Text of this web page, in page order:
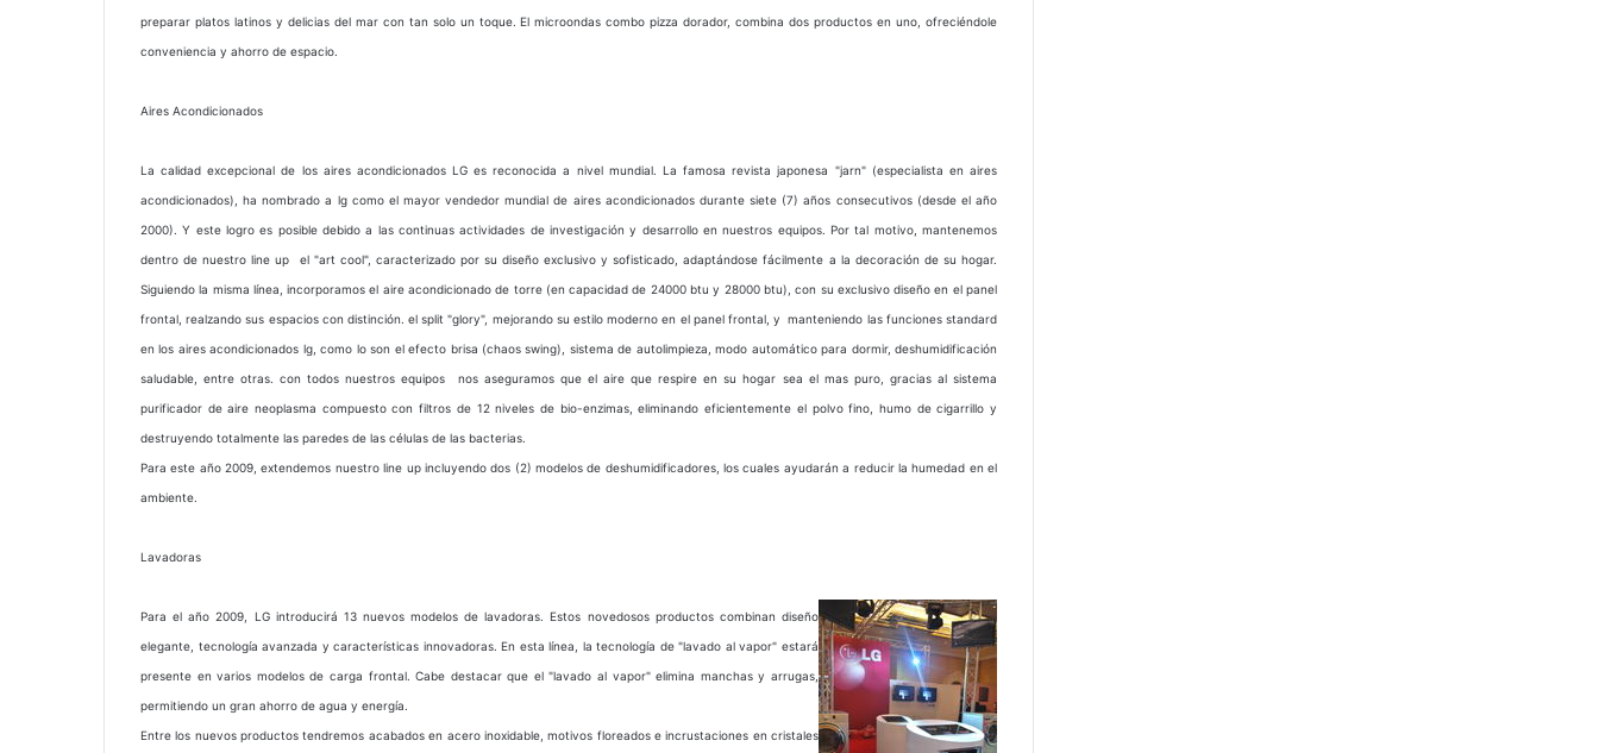
preparar platos latinos y delicias del mar con tan solo un toque. El microondas combo pizza dorador, combina dos productos en uno, ofreciéndole
conveniencia y ahorro de espacio.
Aires Acondicionados
La calidad excepcional de los aires acondicionados LG es reconocida a nivel mundial. La famosa revista japonesa "jarn" (especialista en aires
acondicionados), ha nombrado a lg como el mayor vendedor mundial de aires acondicionados durante siete (7) años consecutivos (desde el año
2000). Y este logro es posible debido a las continuas actividades de investigación y desarrollo en nuestros equipos. Por tal motivo, mantenemos
dentro de nuestro line up el "art cool", caracterizado por su diseño exclusivo y sofisticado, adaptándose fácilmente a la decoración de su hogar.
Siguiendo la misma línea, incorporamos el aire acondicionado de torre (en capacidad de 24000 btu y 28000 btu), con su exclusivo diseño en el panel
frontal, realzando sus espacios con distinción. el split "glory", mejorando su estilo moderno en el panel frontal, y manteniendo las funciones standard
en los aires acondicionados lg, como lo son el efecto brisa (chaos swing), sistema de autolimpieza, modo automático para dormir, deshumidificación
saludable, entre otras. con todos nuestros equipos nos aseguramos que el aire que respire en su hogar sea el mas puro, gracias al sistema
purificador de aire neoplasma compuesto con filtros de 12 niveles de bio-enzimas, eliminando eficientemente el polvo fino, humo de cigarrillo y
destruyendo totalmente las paredes de las células de las bacterias.
Para este año 2009, extendemos nuestro line up incluyendo dos (2) modelos de deshumidificadores, los cuales ayudarán a reducir la humedad en el
ambiente.
Lavadoras
Para el año 2009, LG introducirá 13 nuevos modelos de lavadoras. Estos novedosos productos combinan diseño
elegante, tecnología avanzada y características innovadoras. En esta línea, la tecnología de "lavado al vapor" estará
presente en varios modelos de carga frontal. Cabe destacar que el "lavado al vapor" elimina manchas y arrugas,
permitiendo un gran ahorro de agua y energía.
Entre los nuevos productos tendremos acabados en acero inoxidable, motivos floreados e incrustaciones en cristales